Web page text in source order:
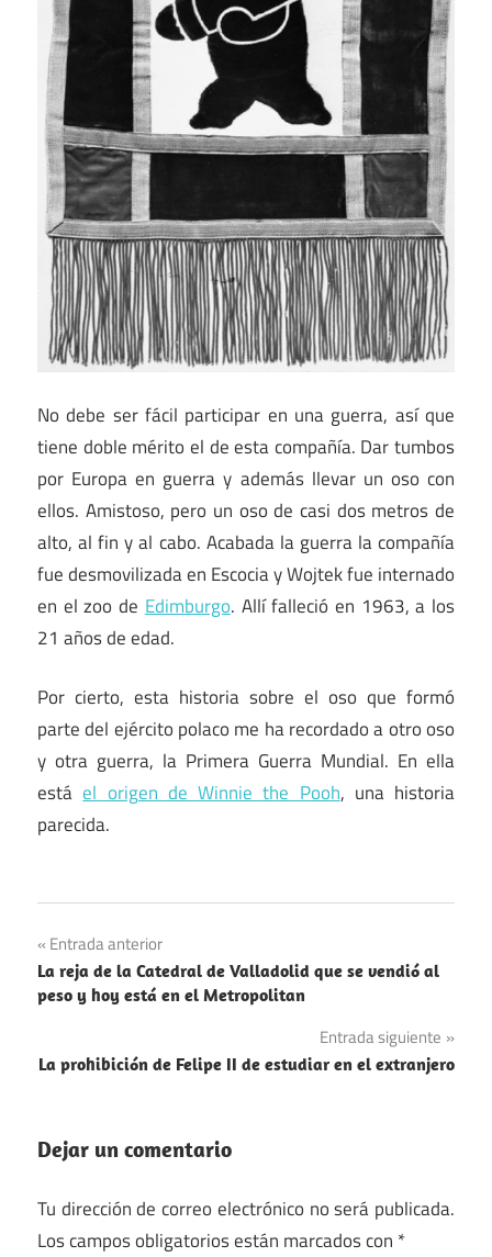
No debe ser fácil participar en una guerra, así que
tiene doble mérito el de esta compañía. Dar tumbos
por Europa en guerra y además llevar un oso con
ellos. Amistoso, pero un oso de casi dos metros de
alto, al fin y al cabo. Acabada la guerra la compañía
fue desmovilizada en Escocia y Wojtek fue internado
en el zoo de Edimburgo. Allí falleció en 1963, a los
21 años de edad.
Por cierto, esta historia sobre el oso que formó
parte del ejército polaco me ha recordado a otro oso
y otra guerra, la Primera Guerra Mundial. En ella
estáel origen de Winnie the Pooh, una historia
parecida.
Segunda
Guerra
Navegación
de
Entrada anterior
La reja de la Catedral de Valladolid que se vendió al
peso y hoy está en el Metropolitan
Entrada siguiente
La prohibición de Felipe II de estudiar en el extranjero
Dejar un comentario
Tu dirección de correo electrónico no será publicada.
Los campos obligatorios están marcados con *